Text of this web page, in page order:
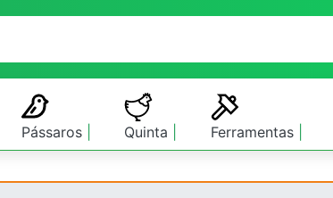
Pássaros Quinta Ferramentas